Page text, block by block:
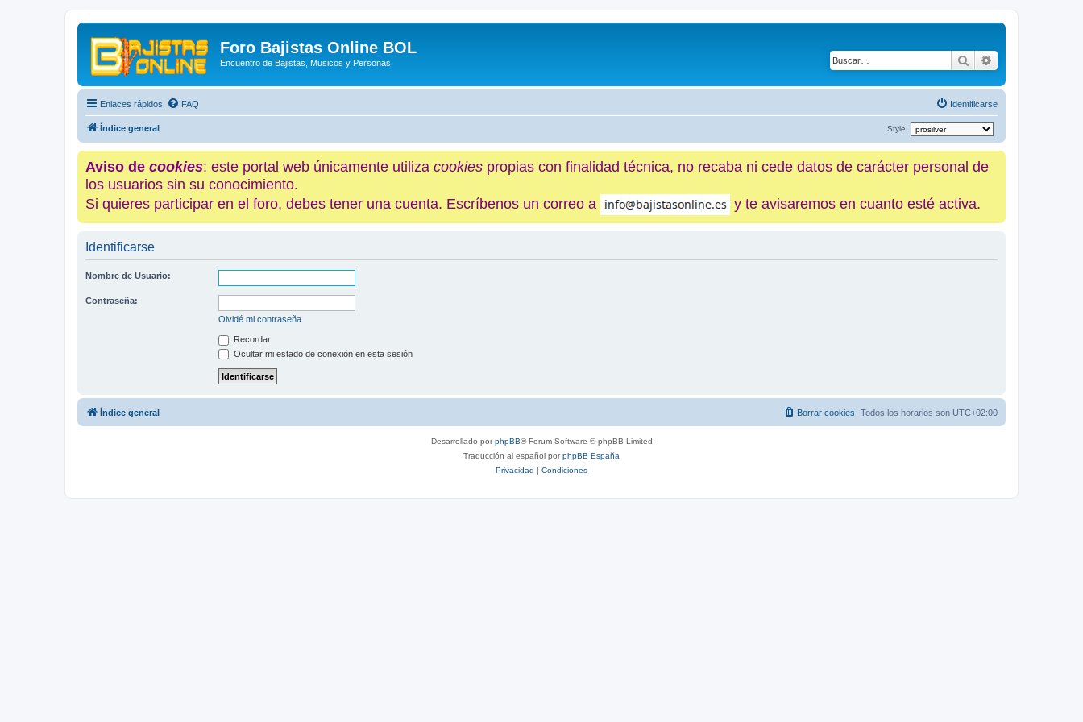
Foro Bajistas Online BOL
Encuentro de Bajistas, Musicos y Personas Buscar
Enlaces rápidos FAQ Identificarse
Índice general Style:
Aviso de cookies: este portal web únicamente utiliza cookies propias con finalidad técnica, no recaba ni cede datos de carácter personal de
los usuarios sin su conocimiento.
Si quieres participar en el foro, debes tener una cuenta. Escríbenos un correo a
y te avisaremos en cuanto esté activa.
Identificarse
Nombre de Usuario:
Contraseña:
Olvidé mi contraseña
Recordar
Ocultar mi estado de conexión en esta sesión
Índice general Todos los horarios son UTC+02:00
Borrar cookies
Desarrollado porphpBB® Forum Software © phpBB Limited
Traducción al español porphpBB España
Privacidad
Condiciones